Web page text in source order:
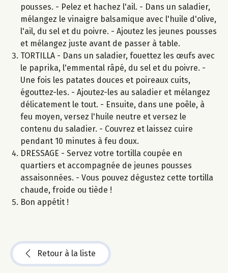
pousses. - Pelez et hachez l'ail. - Dans un saladier,
mélangez le vinaigre balsamique avec l'huile d'olive,
l'ail, du sel et du poivre. - Ajoutez les jeunes pousses
et mélangez juste avant de passer à table.
TORTILLA - Dans un saladier, fouettez les œufs avec
le paprika, l'emmental râpé, du sel et du poivre. -
Une fois les patates douces et poireaux cuits,
égouttez-les. - Ajoutez-les au saladier et mélangez
délicatement le tout. - Ensuite, dans une poêle, à
feu moyen, versez l'huile neutre et versez le
contenu du saladier. - Couvrez et laissez cuire
pendant 10 minutes à feu doux.
DRESSAGE - Servez votre tortilla coupée en
quartiers et accompagnée de jeunes pousses
assaisonnées. - Vous pouvez dégustez cette tortilla
chaude, froide ou tiède !
Bon appétit !
Retour à la liste